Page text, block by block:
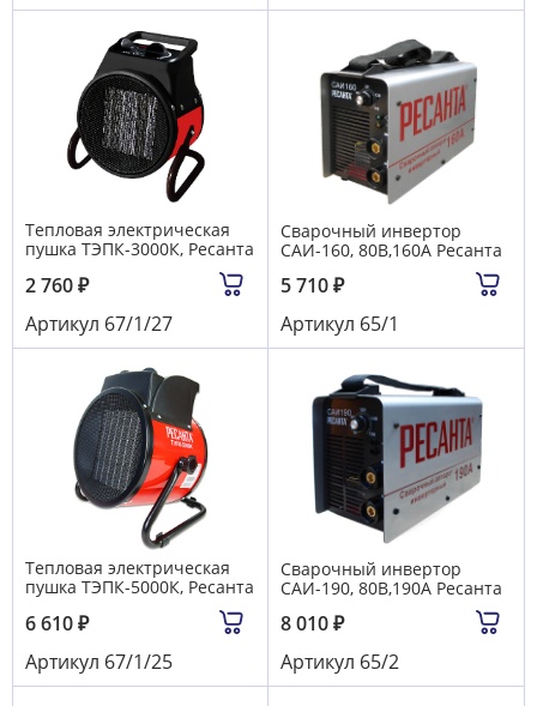
Тепловая электрическая
пушка ТЭПК-3000К, Ресанта
2 760₽
Артикул 67/1/27
Сварочный инвертор
САИ-160, 80В,160А Ресанта
5 710₽
Артикул 65/1
Тепловая электрическая
пушка ТЭПК-5000К, Ресанта
6 610₽
Артикул 67/1/25
Сварочный инвертор
САИ-190, 80В,190А Ресанта
8 010₽
Артикул 65/2